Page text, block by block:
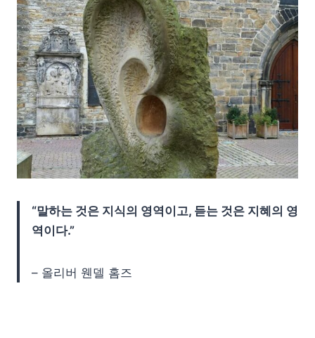
“말하는 것은 지식의 영역이고, 듣는 것은 지혜의 영
역이다.”
– 올리버 웬델 홈즈